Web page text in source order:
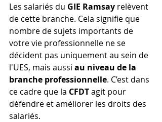
Les salariés du GIE Ramsay relèvent
de cette branche. Cela signifie que
nombre de sujets importants de
votre vie professionnelle ne se
décident pas uniquement au sein de
l'UES, mais aussi au niveau de la
branche professionnelle. C’est dans
ce cadre que la CFDT agit pour
défendre et améliorer les droits des
salariés.